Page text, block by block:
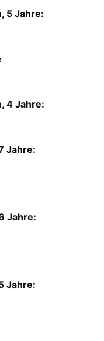
5 Jahre:
4 Jahre:
Jahre:
Jahre:
Jahre: